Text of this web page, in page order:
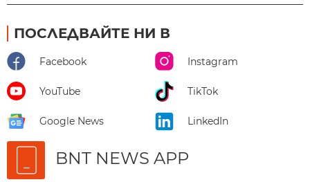
ПОСЛЕДВАЙТЕ НИ В
Facebook Instagram
YouTube TikTok
Google News LinkedIn
BNT NEWS APP